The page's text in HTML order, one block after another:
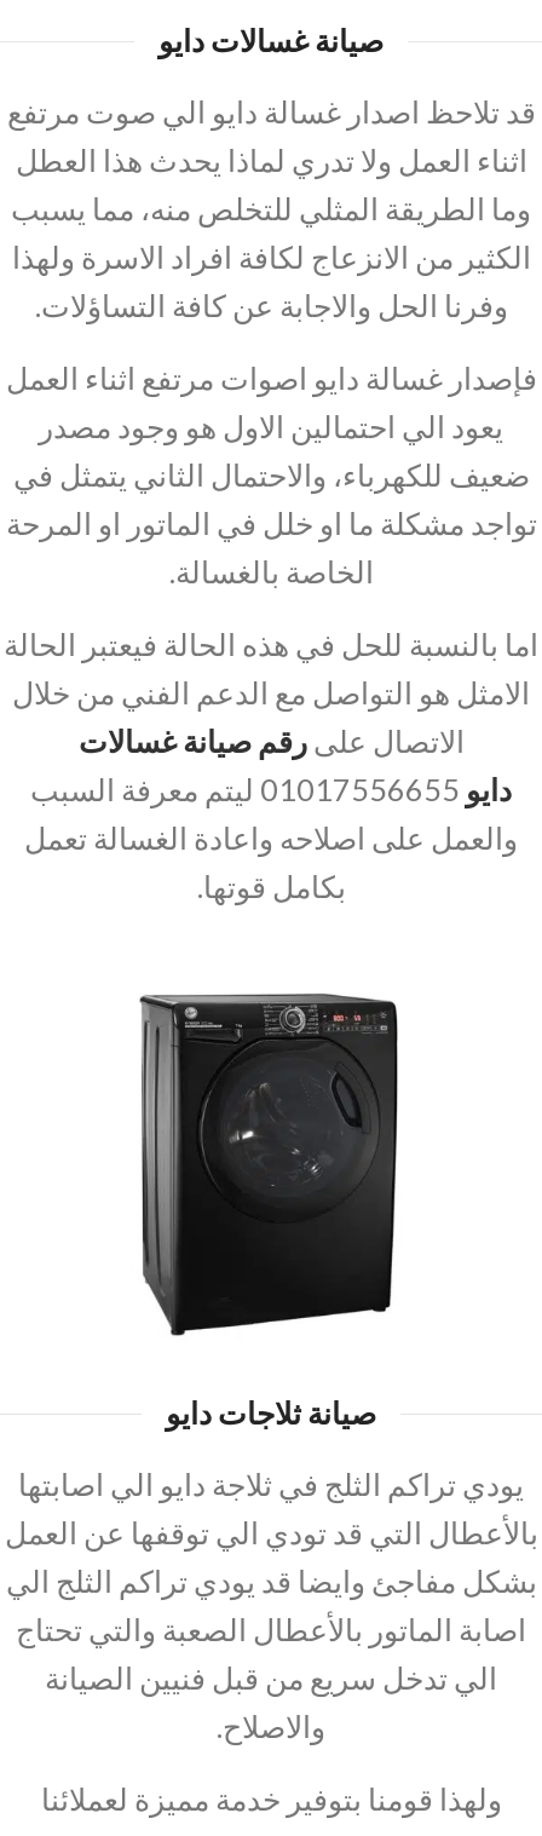
صيانة غسالات دايو
قد تلاحظ اصدار غسالة دايو الي صوت مرتفع
اثناء العمل ولا تدري لماذا يحدث هذا العطل
وما الطريقة المثلي للتخلص منه، مما يسبب
الكثير من الانزعاج لكافة افراد الاسرة ولهذا
وفرنا الحل والاجابة عن كافة التساؤلات.
فإصدار غسالة دايو اصوات مرتفع اثناء العمل
يعود الي احتمالين الاول هو وجود مصدر
ضعيف للكهرباء، والاحتمال الثاني يتمثل في
تواجد مشكلة ما او خلل في الماتور او المرحة
الخاصة بالغسالة.
اما بالنسبة للحل في هذه الحالة فيعتبر الحالة
الامثل هو التواصل مع الدعم الفني من خلال
الاتصال علىرقم صيانة غسالات
دايو
01017556655 ليتم معرفة السبب
والعمل على اصلاحه واعادة الغسالة تعمل
بكامل قوتها.
صيانة ثلاجات دايو
يودي تراكم الثلج في ثلاجة دايو الي اصابتها
بالأعطال التي قد تودي الي توقفها عن العمل
بشكل مفاجئ وايضا قد يودي تراكم الثلج الي
اصابة الماتور بالأعطال الصعبة والتي تحتاج
الي تدخل سريع من قبل فنيين الصيانة
والاصلاح.
ولهذا قومنا بتوفير خدمة مميزة لعملائنا